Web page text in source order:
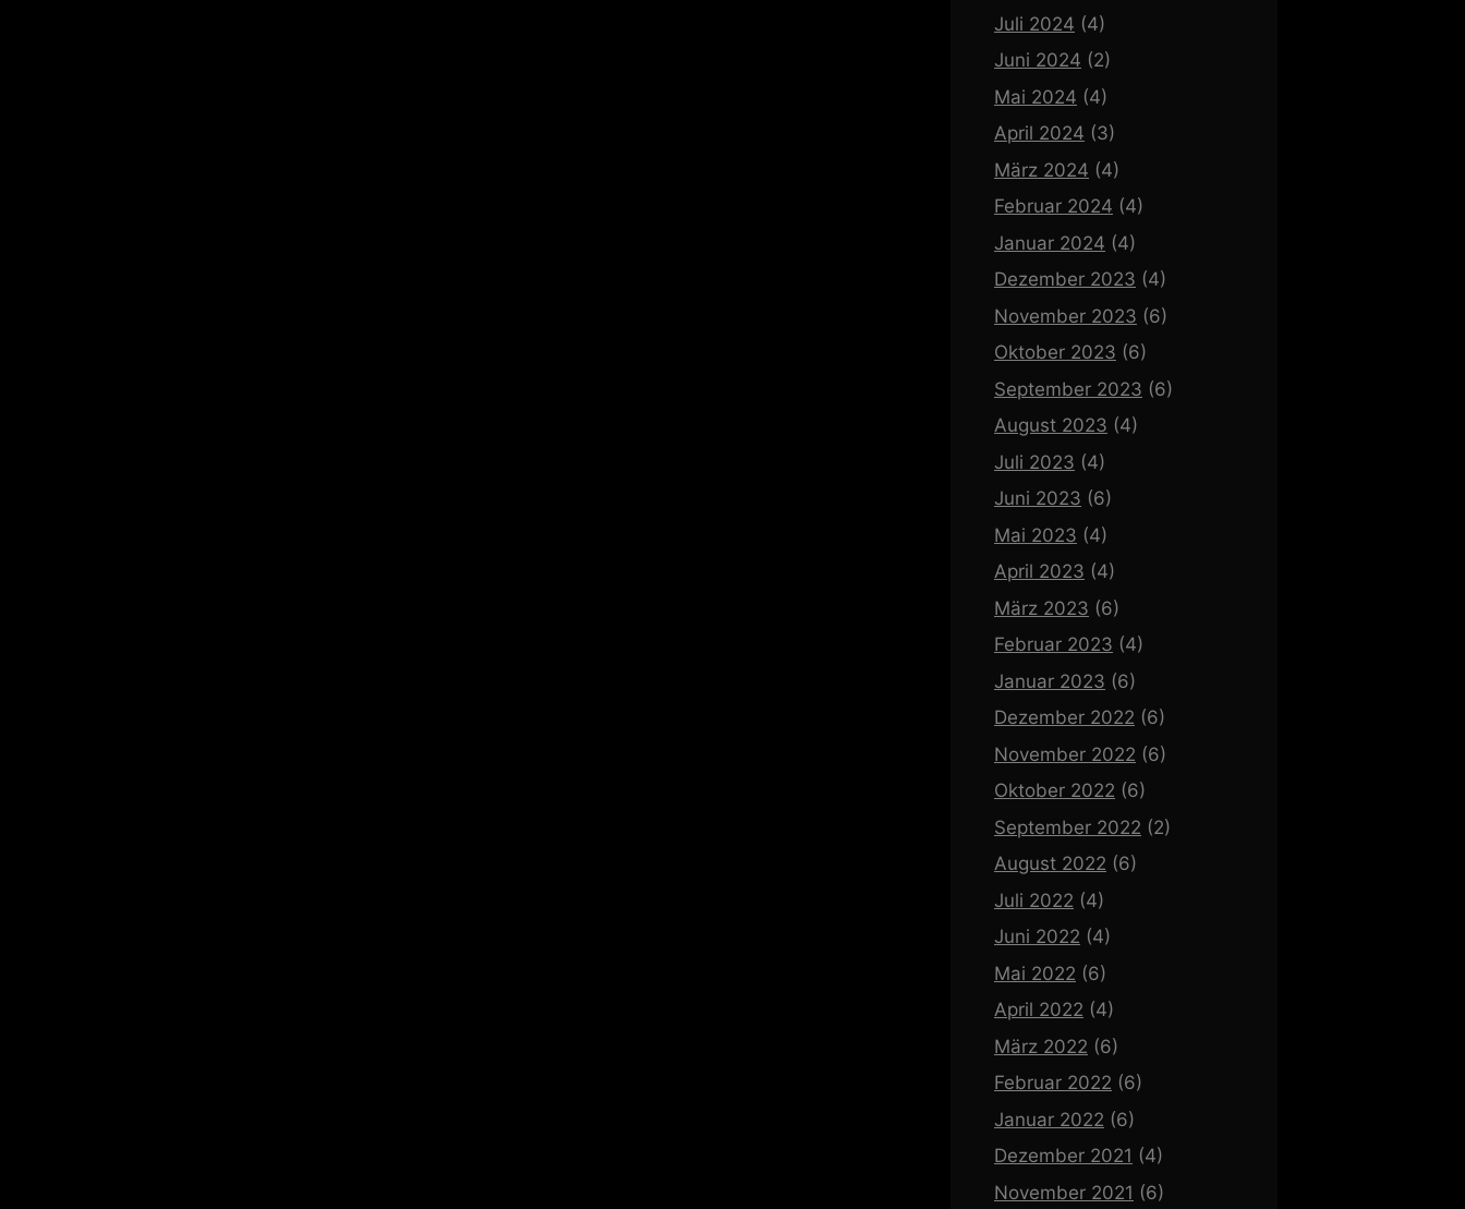
Juli 2024 (4)
Juni 2024 (2)
Mai 2024 (4)
April 2024 (3)
März 2024 (4)
Februar 2024 (4)
Januar 2024 (4)
Dezember 2023 (4)
November 2023 (6)
Oktober 2023 (6)
September 2023 (6)
August 2023 (4)
Juli 2023 (4)
Juni 2023 (6)
Mai 2023 (4)
April 2023 (4)
März 2023 (6)
Februar 2023 (4)
Januar 2023 (6)
Dezember 2022 (6)
November 2022 (6)
Oktober 2022 (6)
September 2022 (2)
August 2022 (6)
Juli 2022 (4)
Juni 2022 (4)
Mai 2022 (6)
April 2022 (4)
März 2022 (6)
Februar 2022 (6)
Januar 2022 (6)
Dezember 2021 (4)
November 2021 (6)